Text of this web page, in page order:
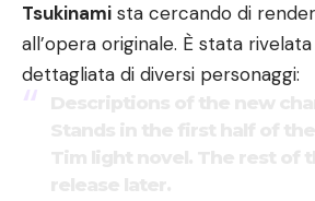
Tsukinami sta cercando di
all’opera originale. È stata
dettagliata di diversi personaggi: